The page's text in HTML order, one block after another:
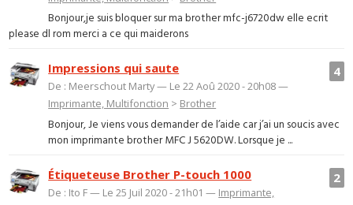
Bonjour,je suis bloquer sur ma brother mfc-j6720dw elle ecrit
please dl rom merci a ce qui maiderons
4
Impressions qui saute
De : Meerschout Marty — Le 22 Aoû 2020 - 20h08 —
Imprimante, Multifonction > Brother
Bonjour, Je viens vous demander de l’aide car j’ai un soucis avec
mon imprimante brother MFC J 5620DW. Lorsque je ...
2
Étiqueteuse Brother P-touch 1000
De : Ito F — Le 25 Juil 2020 - 21h01 — Imprimante,